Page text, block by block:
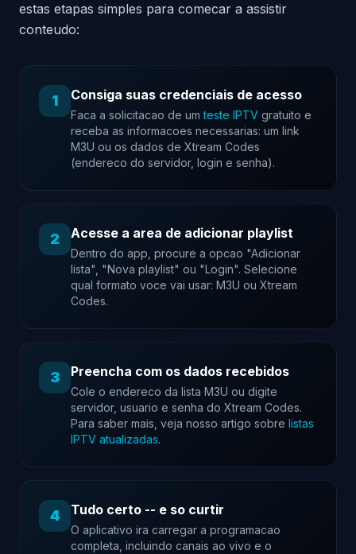
estas etapas simples para comecar a assistir
conteudo:
1 Consiga suas credenciais de acesso
Faca a solicitacao de umteste IPTV gratuito e
receba as informacoes necessarias: um link
M3U ou os dados de Xtream Codes
(endereco do servidor, login e senha).
2 Acesse a area de adicionar playlist
Dentro do app, procure a opcao "Adicionar
lista", "Nova playlist" ou "Login". Selecione
qual formato voce vai usar: M3U ou Xtream
Codes.
3 Preencha com os dados recebidos
Cole o endereco da lista M3U ou digite
servidor, usuario e senha do Xtream Codes.
Para saber mais, veja nosso artigo sobre listas
IPTV atualizadas.
4 Tudo certo -- e so curtir
O aplicativo ira carregar a programacao
completa, incluindo canais ao vivo e o